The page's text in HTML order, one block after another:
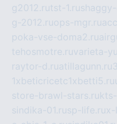
g2012.rutst-1.ru
g-2012.ruops-mgr.ru
poka-vse-doma2.ru
tehosmotre.ruvarieta-
raytor-d.ruatillagunn.ru
1xbeticricetc1xbetti5.ru
store-brawl-stars.ru
sindika-01.rusp-life.rux-